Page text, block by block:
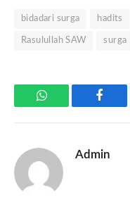
bidadari surga hadits
Rasulullah SAW surga
WhatsApp
Admin